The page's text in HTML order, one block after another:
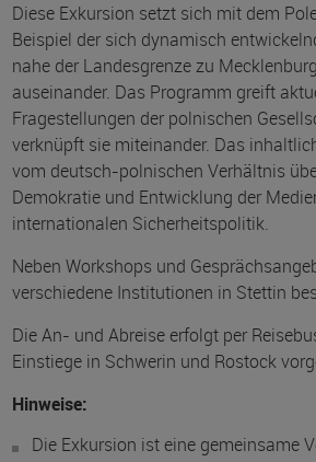
Diese Exkursion setzt sich mit dem
Beispiel der sich dynamisch
nahe der Landesgrenze zu
auseinander. Das Programm greift
Fragestellungen der polnischen
verknüpft sie miteinander. Das
vom deutsch-polnischen Verhältnis
Demokratie und Entwicklung der
internationalen Sicherheitspolitik.
Neben Workshops und
verschiedene Institutionen in Stettin
Die An- und Abreise erfolgt per
Einstiege in Schwerin und Rostock
Hinweise:
Die Exkursion ist eine gemeinsame